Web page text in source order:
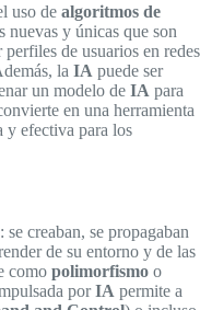
uso de algoritmos de
nuevas y únicas que son
de usuarios en redes
la IA puede ser
un modelo de IA para
en una herramienta
y efectiva para los
creaban, se propagaban
de su entorno y de las
como polimorfismo o
porIA permite a